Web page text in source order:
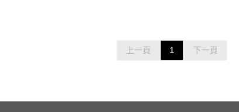
上一頁 1 下一頁